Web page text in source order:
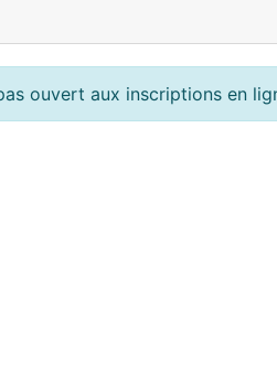
ouvert aux inscriptions en